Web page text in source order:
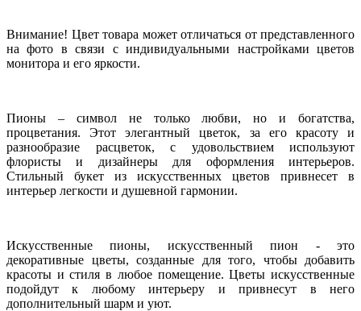
Внимание! Цвет товара может отличаться от представленного
на фото в связи с индивидуальными настройками цветов
монитора и его яркости.
Пионы – символ не только любви, но и богатства,
процветания. Этот элегантный цветок, за его красоту и
разнообразие расцветок, с удовольствием используют
флористы и дизайнеры для оформления интерьеров.
Стильный букет из искусственных цветов привнесет в
интерьер легкости и душевной гармонии.
Искусственные пионы, искусственный пион - это
декоративные цветы, созданные для того, чтобы добавить
красоты и стиля в любое помещение. Цветы искусственные
подойдут к любому интерьеру и привнесут в него
дополнительный шарм и уют.